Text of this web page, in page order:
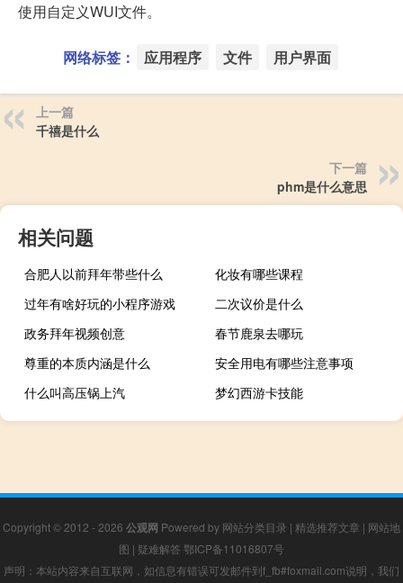
使用自定义WUI文件。
网络标签： 应用程序 文件 用户界面
上一篇
千禧是什么
下一篇
phm是什么意思
相关问题
合肥人以前拜年带些什么
化妆有哪些课程
过年有啥好玩的小程序游戏
二次议价是什么
政务拜年视频创意
春节鹿泉去哪玩
尊重的本质内涵是什么
安全用电有哪些注意事项
什么叫高压锅上汽
梦幻西游卡技能
Copyright © 2012 - 2026 公观网 Powered by 网站分类目录 | 精选推荐文章 | 网站地
图 | 疑难解答 鄂ICP备11016807号
声明：本站内容来自互联网，如信息有错误可发邮件到f_fb#foxmail.com说明，我们